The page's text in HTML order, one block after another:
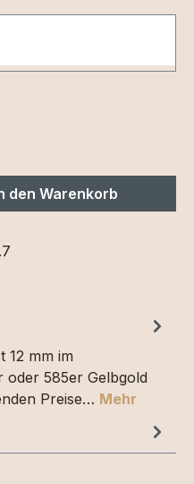
den
den Warenkorb
12 mm im
oder 585er Gelbgold
Preise… Mehr